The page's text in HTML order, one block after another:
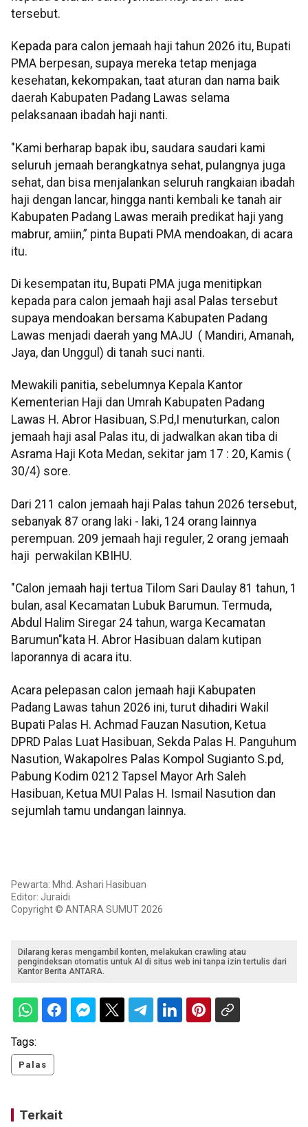
tersebut.
Kepada para calon jemaah haji tahun 2026 itu, Bupati
PMA berpesan, supaya mereka tetap menjaga
kesehatan, kekompakan, taat aturan dan nama baik
daerah Kabupaten Padang Lawas selama
pelaksanaan ibadah haji nanti.
"Kami berharap bapak ibu, saudara saudari kami
seluruh jemaah berangkatnya sehat, pulangnya juga
sehat, dan bisa menjalankan seluruh rangkaian ibadah
haji dengan lancar, hingga nanti kembali ke tanah air
Kabupaten Padang Lawas meraih predikat haji yang
mabrur, amiin,” pinta Bupati PMA mendoakan, di acara
itu.
Di kesempatan itu, Bupati PMA juga menitipkan
kepada para calon jemaah haji asal Palas tersebut
supaya mendoakan bersama Kabupaten Padang
Lawas menjadi daerah yang MAJU ( Mandiri, Amanah,
Jaya, dan Unggul) di tanah suci nanti.
Mewakili panitia, sebelumnya Kepala Kantor
Kementerian Haji dan Umrah Kabupaten Padang
Lawas H. Abror Hasibuan, S.Pd,I menuturkan, calon
jemaah haji asal Palas itu, di jadwalkan akan tiba di
Asrama Haji Kota Medan, sekitar jam 17 : 20, Kamis (
30/4) sore.
Dari 211 calon jemaah haji Palas tahun 2026 tersebut,
sebanyak 87 orang laki - laki, 124 orang lainnya
perempuan. 209 jemaah haji reguler, 2 orang jemaah
haji perwakilan KBIHU.
"Calon jemaah haji tertua Tilom Sari Daulay 81 tahun, 1
bulan, asal Kecamatan Lubuk Barumun. Termuda,
Abdul Halim Siregar 24 tahun, warga Kecamatan
Barumun"kata H. Abror Hasibuan dalam kutipan
laporannya di acara itu.
Acara pelepasan calon jemaah haji Kabupaten
Padang Lawas tahun 2026 ini, turut dihadiri Wakil
Bupati Palas H. Achmad Fauzan Nasution, Ketua
DPRD Palas Luat Hasibuan, Sekda Palas H. Panguhum
Nasution, Wakapolres Palas Kompol Sugianto S.pd,
Pabung Kodim 0212 Tapsel Mayor Arh Saleh
Hasibuan, Ketua MUI Palas H. Ismail Nasution dan
sejumlah tamu undangan lainnya.
Pewarta: Mhd. Ashari Hasibuan
Editor: Juraidi
Copyright © ANTARA SUMUT 2026
Dilarang keras mengambil konten, melakukan crawling atau
pengindeksan otomatis untuk AI di situs web ini tanpa izin tertulis dari
Kantor Berita ANTARA.
Tags:
Palas
Terkait